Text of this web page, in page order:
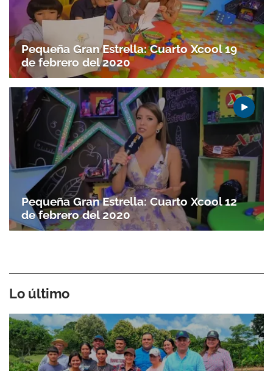
Gracias por suscribirte a nuestro boletín.
ACEPTAR
Pequeña Gran Estrella: Cuarto Xcool 19
de febrero del 2020
Pequeña Gran Estrella: Cuarto Xcool 12
de febrero del 2020
Lo último